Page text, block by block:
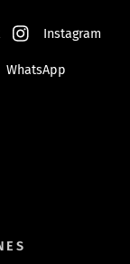
Instagram
WhatsApp